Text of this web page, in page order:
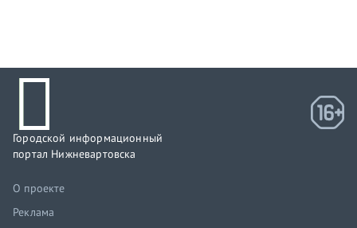
Городской информационный
портал Нижневартовска
О проекте
Реклама